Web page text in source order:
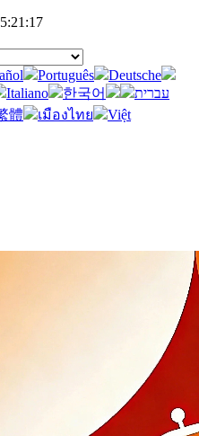
Português
Deutsche
Italiano 한국어
עברית
體 เมืองไทย
Việt